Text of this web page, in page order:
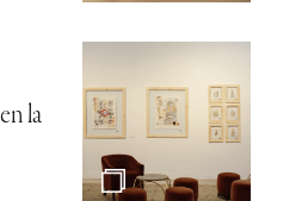
la